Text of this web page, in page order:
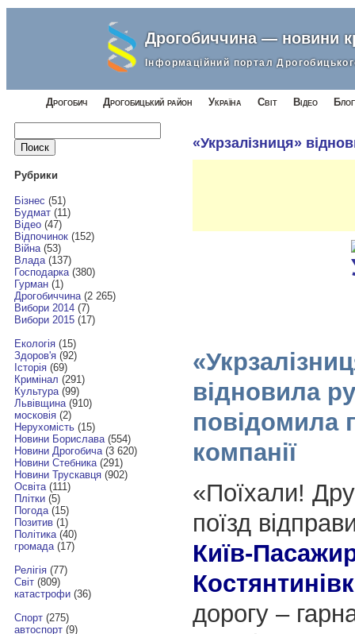
Дрогобиччина — новини
Інформаційний портал
Дрогобич Дрогобицький район Україна Світ Відео
Найти:
Рубрики
Бізнес (51)
Будмат(11)
Відео(47)
Відпочинок(152)
Війна(53)
Влада(137)
Господарка(380)
Гурман(1)
Дрогобиччина(2 265)
Вибори 2014(7)
Вибори 2015(17)
Екологія(15)
Здоров'я(92)
Історія(69)
Кримінал (291)
Культура(99)
Львівщина(910)
московія(2)
Нерухомість(15)
Новини Борислава(554)
Новини Дрогобича(3 620)
Новини Стебника(291)
Новини Трускавця(902)
Освіта(111)
Плітки(5)
Погода(15)
Позитив(1)
Політика(40)
громада(17)
Релігія(77)
Світ(809)
катастрофи(36)
Спорт(275)
автоспорт(9)
«Укрзалізниця»
відновила
повідомила
компанії
«Поїхали!
поїзд
Київ-
дорогу –